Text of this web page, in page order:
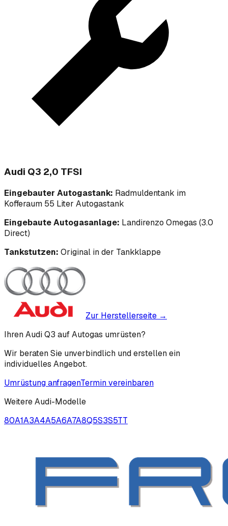
Audi Q3 2,0 TFSI
Eingebauter Autogastank: Radmuldentank im
Kofferaum 55 Liter Autogastank
Eingebaute Autogasanlage: Landirenzo Omegas (3.0
Direct)
Tankstutzen: Original in der Tankklappe
Zur Herstellerseite →
Ihren Audi Q3 auf Autogas umrüsten?
Wir beraten Sie unverbindlich und erstellen ein
individuelles Angebot.
Umrüstung anfragenTermin vereinbaren
WeitereAudi-Modelle
80A1A3A4A5A6A7A8Q5S3S5TT